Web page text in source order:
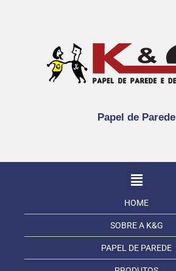
Papel de Parede
HOME
SOBRE A K&G
PAPEL DE PAREDE